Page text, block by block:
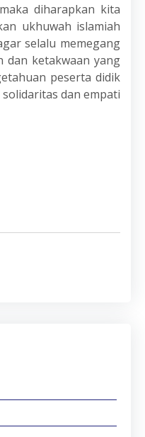
diharapkan kita
ukhuwah islamiah
selalu memegang
dan ketakwaan yang
peserta didik
dan empati